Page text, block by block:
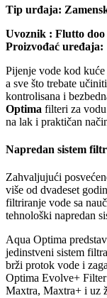
Tip urđaja:
Uvoznik : Flutto doo
Proizvođać uređaja:
Pijenje vode kod
a sve što trebate
kontrolisana i
Optima filteri za
na lak i praktičan
Napredan sistem
Zahvaljujući
više od dvadeset
filtriranje vode sa
tehnološki napredan
Aqua Optima
jedinstveni sistem
brži protok vode i
Optima Evolve+
Maxtra, Maxtra+ i uz